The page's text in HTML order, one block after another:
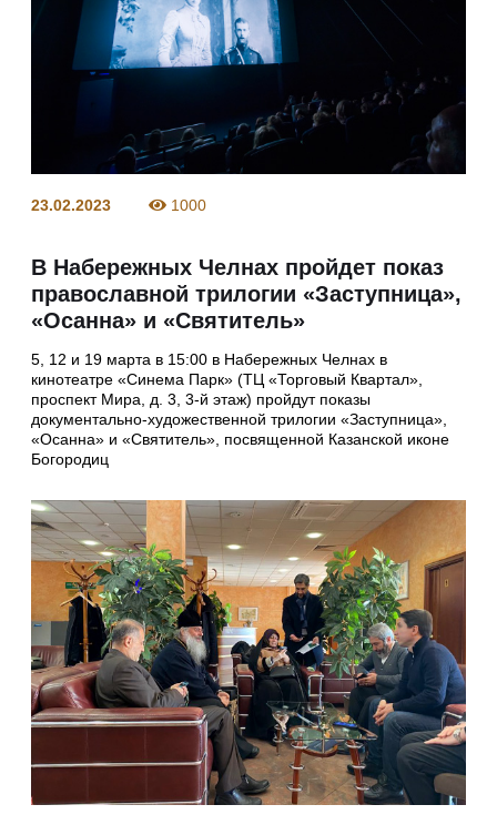
23.02.2023 1000
В Набережных Челнах пройдет показ
православной трилогии «Заступница»,
«Осанна» и «Святитель»
5, 12 и 19 марта в 15:00 в Набережных Челнах в
кинотеатре «Синема Парк» (ТЦ «Торговый Квартал»,
проспект Мира, д. 3, 3-й этаж) пройдут показы
документально-художественной трилогии «Заступница»,
«Осанна» и «Святитель», посвященной Казанской иконе
Богородиц